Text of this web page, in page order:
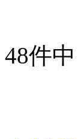
48件中